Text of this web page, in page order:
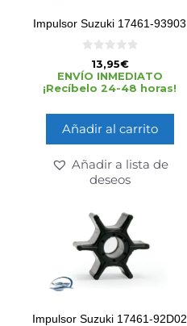
Impulsor Suzuki 17461-93903
d
e
5
13,95€
ENVÍO INMEDIATO
¡Recíbelo 24-48 horas!
Añadir al carrito
Añadir a lista de
deseos
Impulsor Suzuki 17461-92D02